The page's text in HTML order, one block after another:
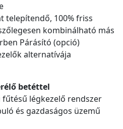
telepítendő, 100% friss
kombinálható más
Párásító (opció)
alternatívája
betéttel
légkezelő rendszer
és gazdaságos üzemű